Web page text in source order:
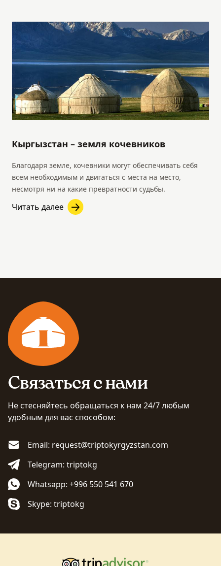
Кыргызстан – земля кочевников
Благодаря земле, кочевники могут обеспечивать себя
всем необходимым и двигаться с места на место,
несмотря ни на какие превратности судьбы.
Читать далее
Связаться с нами
Не стесняйтесь обращаться к нам 24/7 любым
удобным для вас способом:
Email: request@triptokyrgyzstan.com
Telegram: triptokg
Whatsapp: +996 550 541 670
Skype: triptokg